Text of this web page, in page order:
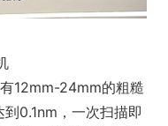
12mm-24mm的粗糙
0.1nm，一次扫描即